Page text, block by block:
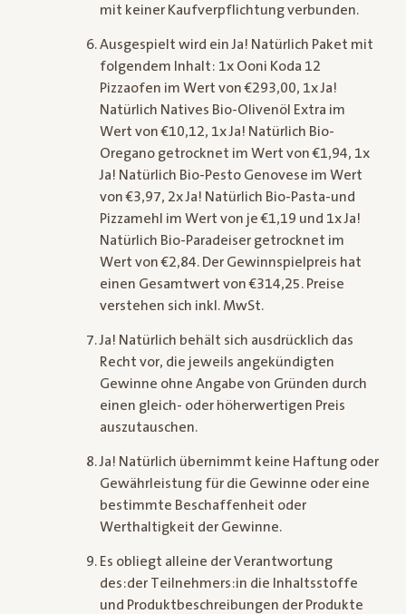
mit keiner Kaufverpflichtung verbunden.
Ausgespielt wird ein Ja! Natürlich Paket mit
folgendem Inhalt: 1x Ooni Koda 12
Pizzaofen im Wert von €293,00, 1x Ja!
Natürlich Natives Bio-Olivenöl Extra im
Wert von €10,12, 1x Ja! Natürlich Bio-
Oregano getrocknet im Wert von €1,94, 1x
Ja! Natürlich Bio-Pesto Genovese im Wert
von €3,97, 2x Ja! Natürlich Bio-Pasta-und
Pizzamehl im Wert von je €1,19 und 1x Ja!
Natürlich Bio-Paradeiser getrocknet im
Wert von €2,84. Der Gewinnspielpreis hat
einen Gesamtwert von €314,25. Preise
verstehen sich inkl. MwSt.
Ja! Natürlich behält sich ausdrücklich das
Recht vor, die jeweils angekündigten
Gewinne ohne Angabe von Gründen durch
einen gleich- oder höherwertigen Preis
auszutauschen.
Ja! Natürlich übernimmt keine Haftung oder
Gewährleistung für die Gewinne oder eine
bestimmte Beschaffenheit oder
Werthaltigkeit der Gewinne.
Es obliegt alleine der Verantwortung
des:der Teilnehmers:in die Inhaltsstoffe
und Produktbeschreibungen der Produkte